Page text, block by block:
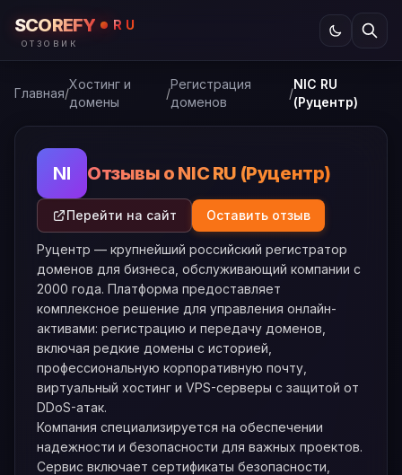
SCOREFY RU
ОТЗОВИК
Главная/
Хостинг и
домены
/
Регистрация
доменов
/
NIC RU
(Руцентр)
NI Отзывы о NIC RU (Руцентр)
Перейти на сайт Оставить отзыв
Руцентр — крупнейший российский регистратор
доменов для бизнеса, обслуживающий компании с
2000 года. Платформа предоставляет
комплексное решение для управления онлайн-
активами: регистрацию и передачу доменов,
включая редкие домены с историей,
профессиональную корпоративную почту,
виртуальный хостинг и VPS-серверы с защитой от
DDoS-атак.
Компания специализируется на обеспечении
надежности и безопасности для важных проектов.
Сервис включает сертификаты безопасности,